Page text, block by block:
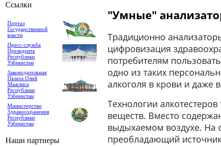
Ссылки
Портал
Государственной
власти
Пресс-служба
Президента
Республики
Узбекистан
Законодательная
Палата Олий
Мажлиса
Республики
Узбекистан
Министерство
Здравоохранения
Республики
Узбекистан
Наши партнеры
"Умные"
Традиционно
цифровизация
потребителям
одно из таких
алкоголя в крови и даже
Технологии
веществ. Вместо
выдыхаемом воздухе. На
преобладающий